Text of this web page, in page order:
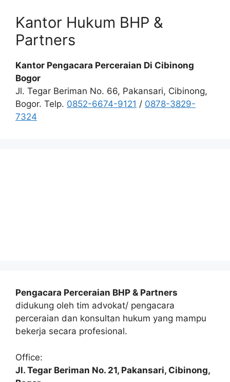
Kantor Hukum BHP &
Partners
Kantor Pengacara Perceraian Di Cibinong
Bogor
Jl. Tegar Beriman No. 66, Pakansari, Cibinong,
Bogor. Telp. 0852-6674-9121 / 0878-3829-
7324
Pengacara Perceraian BHP & Partners
didukung oleh tim advokat/ pengacara
perceraian dan konsultan hukum yang mampu
bekerja secara profesional.
Office:
Jl. Tegar Beriman No. 21, Pakansari, Cibinong,